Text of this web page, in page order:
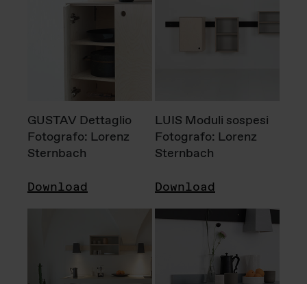
GUSTAV Dettaglio
Fotografo: Lorenz
Sternbach
Download
LUIS Moduli sospesi
Fotografo: Lorenz
Sternbach
Download